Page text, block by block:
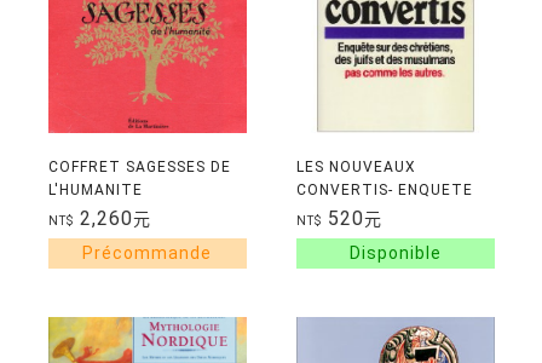
COFFRET SAGESSES DE
L'HUMANITE
NT$ 2,260元
LES NOUVEAUX
CONVERTIS- ENQUETE
SUR DES CHRETIENS,
DES JUIFS ET DES
MUSULMANS PAS COMME
NT$ 520元